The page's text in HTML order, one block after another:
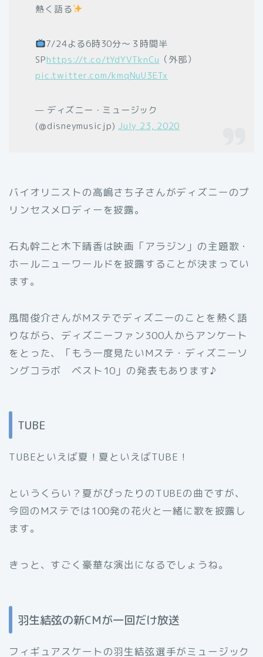
熱く語る
7/24よる6時30分～３時間半
SPhttps://t.co/tYdYVTknCu （外部）
pic.twitter.com/kmqNuU3ETx
— ディズニー・ミュージック
(@disneymusicjp) July 23, 2020
バイオリニストの高嶋さち子さんがディズニーのプ
リンセスメロディーを披露。
石丸幹二と木下晴香は映画「アラジン」の主題歌・
ホールニューワールドを披露することが決まってい
ます。
風間俊介さんがMステでディズニーのことを熱く語
りながら、ディズニーファン300人からアンケート
をとった、「もう一度見たいMステ・ディズニーソ
ングコラボ ベスト10」の発表もあります♪
TUBE
TUBEといえば夏！夏といえばTUBE！
というくらい？夏がぴったりのTUBEの曲ですが、
今回のMステでは100発の花火と一緒に歌を披露し
ます。
きっと、すごく豪華な演出になるでしょうね。
羽生結弦の新CMが一回だけ放送
フィギュアスケートの羽生結弦選手がミュージック